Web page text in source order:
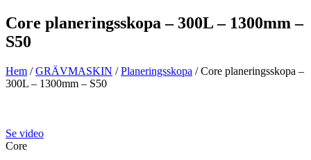
Core planeringsskopa – 300L – 1300mm –
S50
Hem /GRÄV­MASKIN /Planerings­skopa / Core planeringsskopa –
300L – 1300mm – S50
Se video
Core